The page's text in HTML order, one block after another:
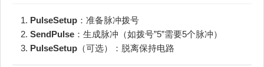
PulseSetup ：准备脉冲拨号
SendPulse ：生成脉冲（如拨号”5”需要5个脉冲）
PulseSetup （可选）：脱离保持电路